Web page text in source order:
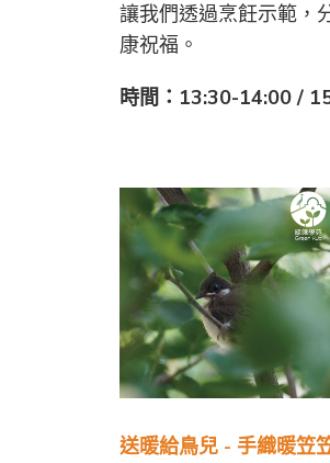
讓我們透過烹飪示範，
康祝福。
時間：13:30-14:00 /
送暖給鳥兒 - 手織暖笠